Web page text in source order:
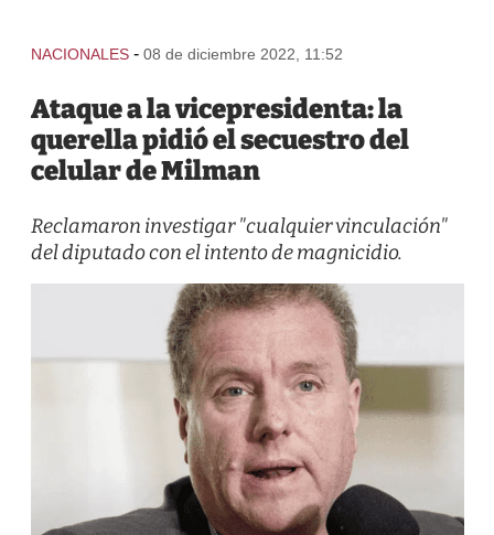
NACIONALES - 08 de diciembre 2022, 11:52
Ataque a la vicepresidenta: la
querella pidió el secuestro del
celular de Milman
Reclamaron investigar "cualquier vinculación"
del diputado con el intento de magnicidio.